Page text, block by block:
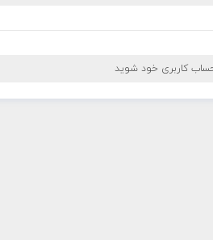
حساب کاربری خود شوید